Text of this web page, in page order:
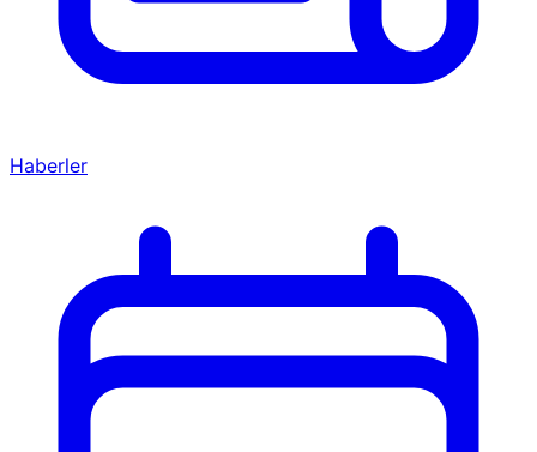
Haberler